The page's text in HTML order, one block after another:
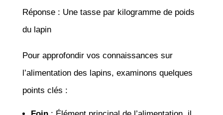
Réponse : Une tasse par kilogramme de poids
du lapin
Pour approfondir vos connaissances sur
l’alimentation des lapins, examinons quelques
points clés :